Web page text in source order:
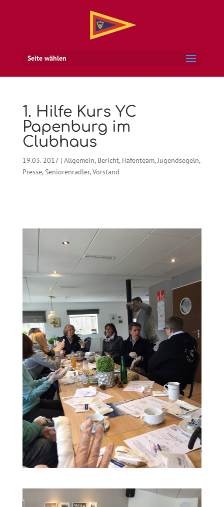
Seite wählen
1. Hilfe Kurs YC
Papenburg im
Clubhaus
19.03. 2017| Allgemein, Bericht, Hafenteam,Jugendsegeln,
Presse,Seniorenradler,Vorstand